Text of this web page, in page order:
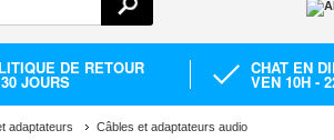
DE RETOUR
JOURS
CHAT EN
VEN 10H -
adaptateurs Câbles et adaptateurs audio